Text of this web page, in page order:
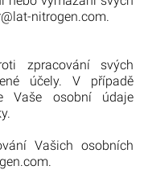
nitrogen.com.
zpracování svých
účely. V případě
Vaše osobní údaje
Vašich osobních